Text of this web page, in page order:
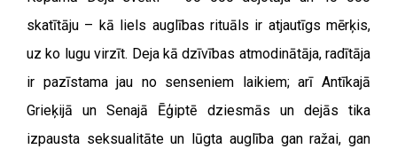
skatītāju – kā liels auglības rituāls ir atjautīgs mērķis,
uz ko lugu virzīt. Deja kā dzīvības atmodinātāja, radītāja
ir pazīstama jau no senseniem laikiem; arī Antīkajā
Grieķijā un Senajā Ēģiptē dziesmās un dejās tika
izpausta seksualitāte un lūgta auglība gan ražai, gan